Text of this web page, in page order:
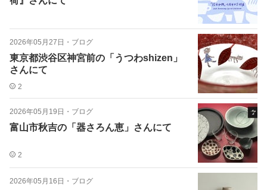
2026年05月27日 ・ ブログ
東京都渋谷区神宮前の「うつわshizen」
さんにて
2
2026年05月19日 ・ ブログ
富山市秋吉の「器さろん恵」さんにて
2
2026年05月16日 ・ ブログ